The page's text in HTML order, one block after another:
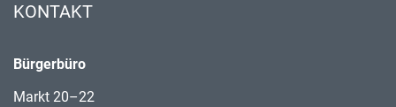
KONTAKT
Bürgerbüro
Markt 20–22